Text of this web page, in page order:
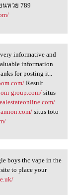
นหวย 789
it
informative and
information
for posting it..
Result
group.com/situs
situs toto
boys thc vape in the
to place your